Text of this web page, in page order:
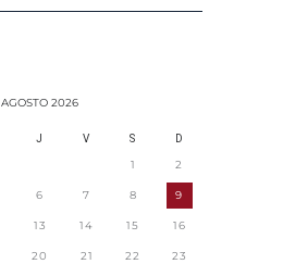
AGOSTO 2026
J V S D
1 2
6 7 8 9
13 14 15 16
20 21 22 23